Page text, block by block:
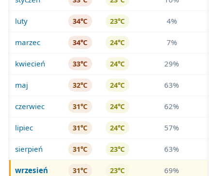
luty 34℃ 23℃ 4%
marzec 34℃ 24℃ 7%
kwiecień 33℃ 24℃ 29%
maj 32℃ 24℃ 63%
czerwiec 31℃ 24℃ 62%
lipiec 31℃ 24℃ 57%
sierpień 31℃ 23℃ 63%
wrzesień 31℃ 23℃ 69%